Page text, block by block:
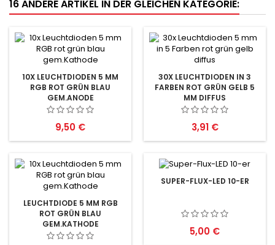
16 ANDERE ARTIKEL IN DER GLEICHEN KATEGORIE:
10X LEUCHTDIODEN 5 MM
RGB ROT GRÜN BLAU
GEM.ANODE
Preis
9,50 €
30X LEUCHTDIODEN IN 3
FARBEN ROT GRÜN GELB 5
MM DIFFUS
Preis
3,91 €
LEUCHTDIODE 5 MM RGB
ROT GRÜN BLAU
GEM.KATHODE
SUPER-FLUX-LED 10-ER
Preis
5,00 €